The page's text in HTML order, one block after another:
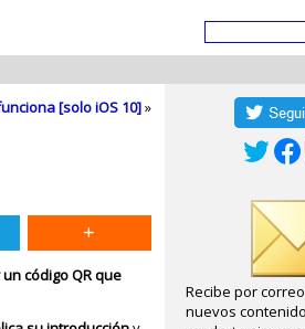
[solo iOS 10]»
código QR que
Recibe por
nuevos